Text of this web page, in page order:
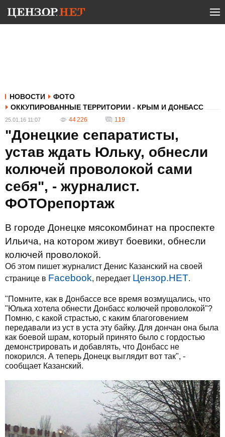
НОВОСТИ
ФОТО
ОККУПИРОВАННЫЕ ТЕРРИТОРИИ - КРЫМ И ДОНБАСС
25.01.16 11:07 44 226 119
"Донецкие сепаратисты,
устав ждать Юльку, обнесли
колючей проволокой сами
себя", - журналист.
ФОТОрепортаж
В городе Донецке мясокомбинат на проспекте
Ильича, на котором живут боевики, обнесли
колючей проволокой.
Об этом пишет журналист Денис Казанский на своей
странице в Facebook, передает Цензор.НЕТ.
"Помните, как в Донбассе все время возмущались, что
"Юлька хотела обнести Донбасс колючей проволокой"?
Помню, с какой страстью, с каким благоговением
передавали из уст в уста эту байку. Для дончан она была
как боевой шрам, который принято было с гордостью
демонстрировать и добавлять, что Донбасс не
покорился. А теперь Донецк выглядит вот так", -
сообщает Казанский.